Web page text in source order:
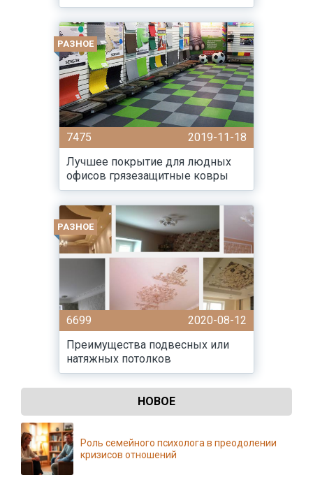
РАЗНОЕ
7475
2019-11-18
Лучшее покрытие для людных
офисов грязезащитные ковры
РАЗНОЕ
6699
2020-08-12
Преимущества подвесных или
натяжных потолков
НОВОЕ
Роль семейного психолога в преодолении
кризисов отношений